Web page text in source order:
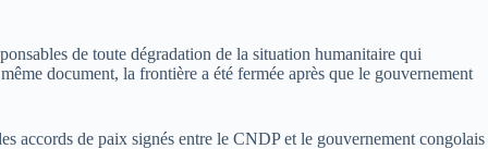
de toute dégradation de la situation humanitaire qui
document, la frontière a été fermée après que le gouvernement
accords de paix signés entre le CNDP et le gouvernement congolais